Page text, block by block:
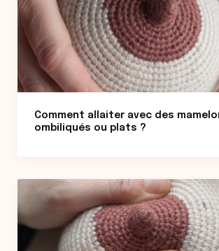
Comment allaiter avec des
ombiliqués ou plats ?